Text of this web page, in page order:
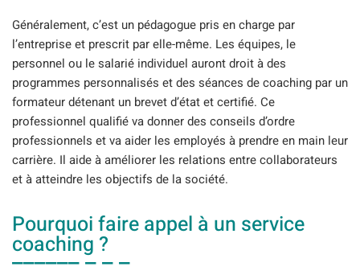
Généralement, c’est un pédagogue pris en charge par
l’entreprise et prescrit par elle-même. Les équipes, le
personnel ou le salarié individuel auront droit à des
programmes personnalisés et des séances de coaching par un
formateur détenant un brevet d’état et certifié. Ce
professionnel qualifié va donner des conseils d’ordre
professionnels et va aider les employés à prendre en main leur
carrière. Il aide à améliorer les relations entre collaborateurs
et à atteindre les objectifs de la société.
Pourquoi faire appel à un service
coaching ?